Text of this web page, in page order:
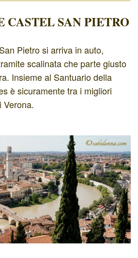
CASTEL SAN PIETRO
Pietro si arriva in auto,
scalinata che parte giusto
Insieme al Santuario della
è sicuramente tra i migliori
Verona.